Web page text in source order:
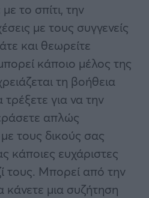
το σπίτι, την
με τους συγγενείς
και θεωρείτε
κάποιο μέλος της
τη βοήθεια
για να την
απλώς
τους δικούς σας
κάποιες ευχάριστες
τους. Μπορεί από την
μια συζήτηση